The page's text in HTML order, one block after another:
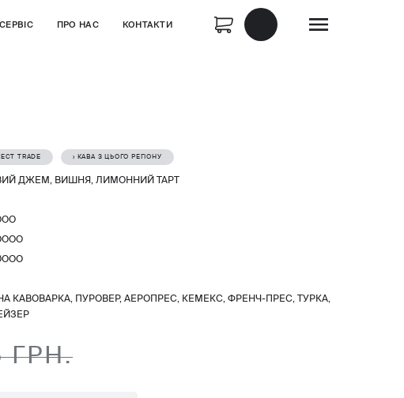
СЕРВІС ПРО НАС КОНТАКТИ
TRADE › КАВА З ЦЬОГО РЕГІОНУ
ДЖЕМ, ВИШНЯ, ЛИМОННИЙ ТАРТ
КАВОВАРКА, ПУРОВЕР, АЕРОПРЕС, КЕМЕКС, ФРЕНЧ-ПРЕС, ТУРКА,
ГРН.